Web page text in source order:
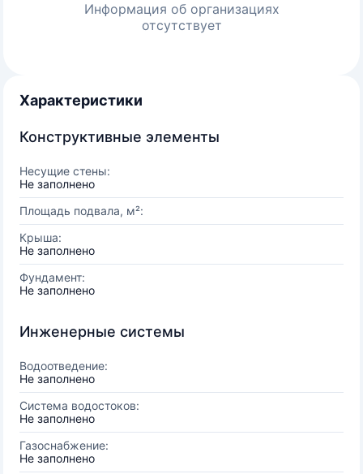
Информация об организациях
отсутствует
Характеристики
Конструктивные элементы
Несущие стены:
Не заполнено
Площадь подвала, м²:
Крыша:
Не заполнено
Фундамент:
Не заполнено
Инженерные системы
Водоотведение:
Не заполнено
Система водостоков:
Не заполнено
Газоснабжение:
Не заполнено